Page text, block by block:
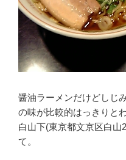
醤油ラーメンだけどしじ
の味が比較的はっきりと
白山下(東京都文京区白山
て。